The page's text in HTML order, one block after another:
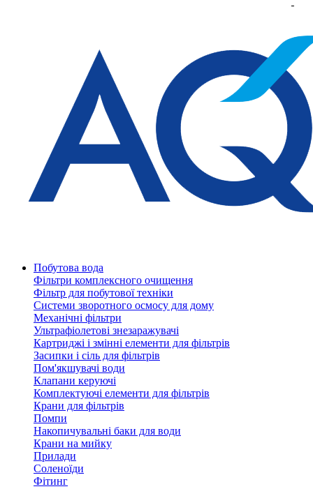
Побутова вода
Фільтри комплексного очищення
Фільтр для побутової техніки
Системи зворотного осмосу для дому
Механічні фільтри
Ультрафіолетові знезаражувачі
Картриджі і змінні елементи для фільтрів
Засипки і сіль для фільтрів
Пом'якшувачі води
Клапани керуючі
Комплектуючі елементи для фільтрів
Крани для фільтрів
Помпи
Накопичувальні баки для води
Крани на мийку
Прилади
Соленоїди
Фітинг